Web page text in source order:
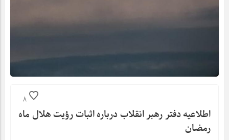
8
اطلاعیه دفتر رهبر انقلاب درباره اثبات رؤیت هلال ماه
رمضان